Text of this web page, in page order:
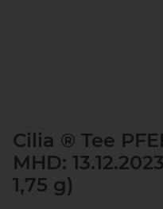
Cilia ® Tee
MHD:
1,75 g)